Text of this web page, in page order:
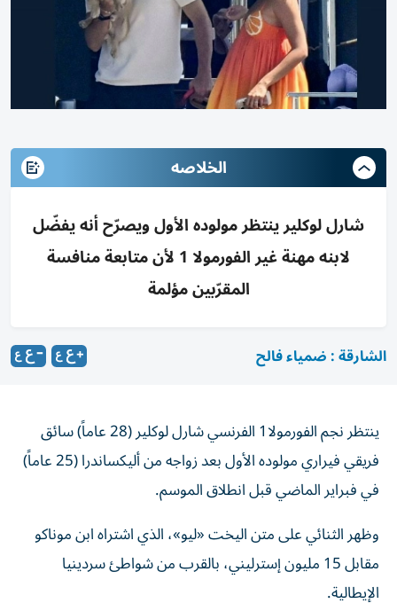
الخلاصه
شارل لوكلير ينتظر مولوده الأول ويصرّح أنه يفضّل
لابنه مهنة غير الفورمولا 1 لأن متابعة منافسة
المقرّبين مؤلمة
الشارقة : ضمياء فالح
ينتظر نجم الفورمولا1 الفرنسي شارل لوكلير (28 عاماً) سائق
فريقي فيراري مولوده الأول بعد زواجه من أليكساندرا (25 عاماً)
في فبراير الماضي قبل انطلاق الموسم.
وظهر الثنائي على متن اليخت «ليو»، الذي اشتراه ابن موناكو
مقابل 15 مليون إسترليني، بالقرب من شواطئ سردينيا
الإيطالية.